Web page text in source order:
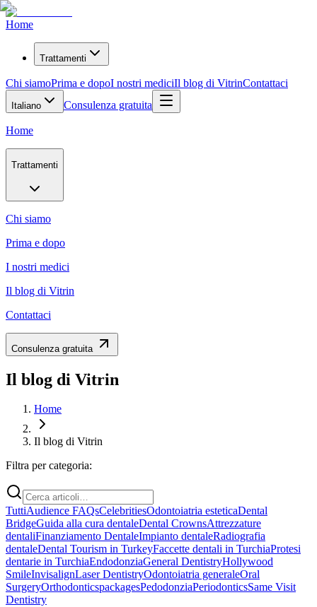
Home
Trattamenti
Chi siamoPrima e dopoI nostri mediciIl blog di VitrinContattaci
Italiano Consulenza gratuita
Home
Trattamenti
Chi siamo
Prima e dopo
I nostri medici
Il blog di Vitrin
Contattaci
Consulenza gratuita
Il blog di Vitrin
Home
Il blog di Vitrin
Filtra per categoria:
TuttiAudience FAQsCelebritiesOdontoiatria esteticaDental
BridgeGuida alla cura dentaleDental CrownsAttrezzature
dentaliFinanziamento DentaleImpianto dentaleRadiografia
dentaleDental Tourism in TurkeyFaccette dentali in TurchiaProtesi
dentarie in TurchiaEndodonziaGeneral DentistryHollywood
SmileInvisalignLaser DentistryOdontoiatria generaleOral
SurgeryOrthodonticspackagesPedodonziaPeriodonticsSame Visit
Dentistry